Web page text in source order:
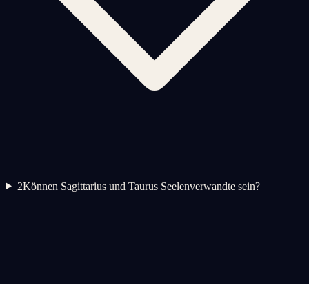
2Können Sagittarius und Taurus Seelenverwandte sein?